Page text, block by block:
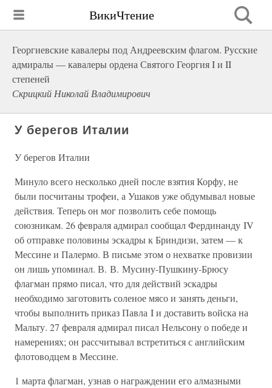
ВикиЧтение
Георгиевские кавалеры под Андреевским флагом. Русские
адмиралы — кавалеры ордена Святого Георгия I и II
степеней
Скрицкий Николай Владимирович
У берегов Италии
У берегов Италии
Минуло всего несколько дней после взятия Корфу, не
были посчитаны трофеи, а Ушаков уже обдумывал новые
действия. Теперь он мог позволить себе помощь
союзникам. 26 февраля адмирал сообщал Фердинанду IV
об отправке половины эскадры к Бриндизи, затем — к
Мессине и Палермо. В письме этом о нехватке провизии
он лишь упоминал. В. В. Мусину-Пушкину-Брюсу
флагман прямо писал, что для действий эскадры
необходимо заготовить соленое мясо и занять деньги,
чтобы выполнить приказ Павла I и доставить войска на
Мальту. 27 февраля адмирал писал Нельсону о победе и
намерениях; он рассчитывал встретиться с английским
флотоводцем в Мессине.
1 марта флагман, узнав о награждении его алмазными